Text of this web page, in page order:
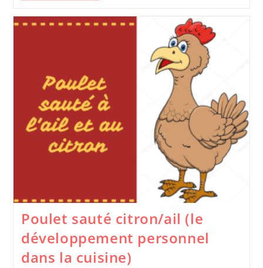
Poulet sauté citron/ail (le
développement personnel
dans la cuisine)